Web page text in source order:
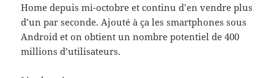
Home depuis mi-octobre et continu d’en vendre plus
d’un par seconde. Ajouté à ça les smartphones sous
Android et on obtient un nombre potentiel de 400
millions d’utilisateurs.